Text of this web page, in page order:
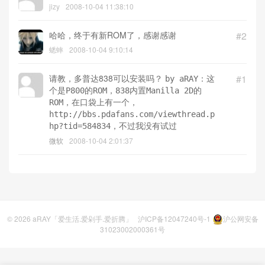
jizy 2008-10-04 11:38:10
#2
哈哈，终于有新ROM了，感谢感谢
蟋蟀 2008-10-04 9:10:14
#1
请教，多普达838可以安装吗？ by aRAY：这
个是P800的ROM，838内置Manilla 2D的
ROM，在口袋上有一个，
http://bbs.pdafans.com/viewthread.p
hp?tid=584834，不过我没有试过
微软 2008-10-04 2:01:37
© 2026 aRAY「爱生活.爱剁手.爱折腾」 沪ICP备12047240号-1
沪公网安备
31023002000361号